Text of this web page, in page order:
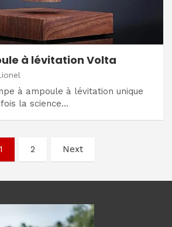
à lévitation Volta
à ampoule à lévitation unique
la science…
1 2 Next